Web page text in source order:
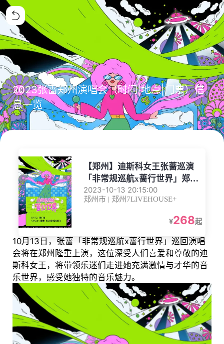
2023张蔷郑州演唱会（时间|地点|门票）信
息一览
【郑州】迪斯科女王张蔷巡演
「非常规巡航x蔷行世界」郑州
站
2023-10-13 20:15:00
郑州市 | 郑州7LIVEHOUSE+
¥268起
10月13日，张蔷「非常规巡航x蔷行世界」巡回演唱
会将在郑州隆重上演，这位深受人们喜爱和尊敬的迪
斯科女王，将带领乐迷们走进她充满激情与才华的音
乐世界，感受她独特的音乐魅力。